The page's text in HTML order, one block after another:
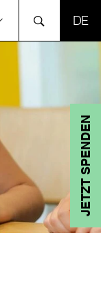
JETZT SPENDEN